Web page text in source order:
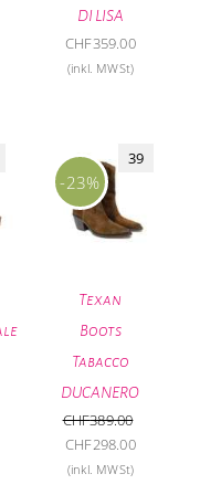
DI LISA
CHF359.00
(inkl. MWSt)
-23%
Texan
Boots
Tabacco
DUCANERO
39
CHF389.00
Ursprünglicher
Preis
CHF298.00Aktueller
(inkl. MWSt)